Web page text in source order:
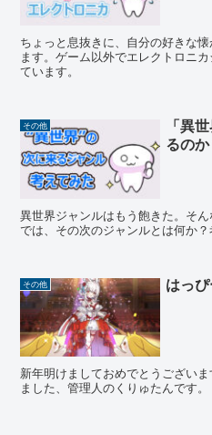
ちょっと息抜きに、自分の好きな
ます。ゲーム以外でエレクトロニ
ています。
その他
「異
るのか
異世界ジャンルはもう飽きた。そ
では、その次のジャンルとは何か？
その他 はっ
新年明けましておめでとうござい
ました、管理人のくりゅたんです